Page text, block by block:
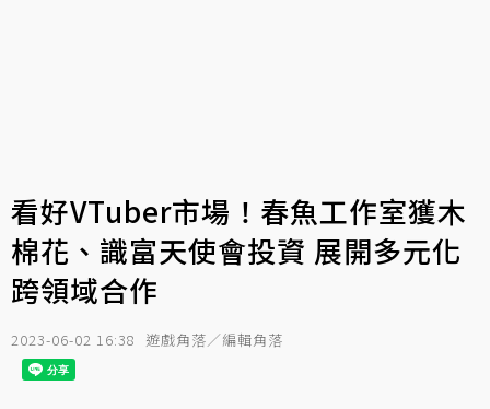
看好VTuber市場！春魚工作室獲木
棉花、識富天使會投資 展開多元化
跨領域合作
2023-06-02 16:38 遊戲角落／編輯角落